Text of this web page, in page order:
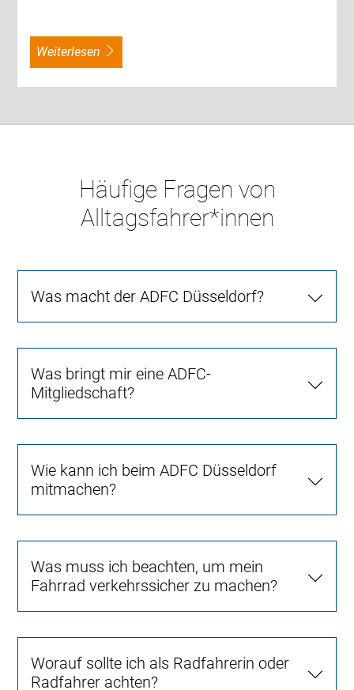
weiterlesen
Häufige Fragen von
Alltagsfahrer*innen
Was macht der ADFC Düsseldorf?
Was bringt mir eine ADFC-
Mitgliedschaft?
Wie kann ich beim ADFC Düsseldorf
mitmachen?
Was muss ich beachten, um mein
Fahrrad verkehrssicher zu machen?
Worauf sollte ich als Radfahrerin oder
Radfahrer achten?